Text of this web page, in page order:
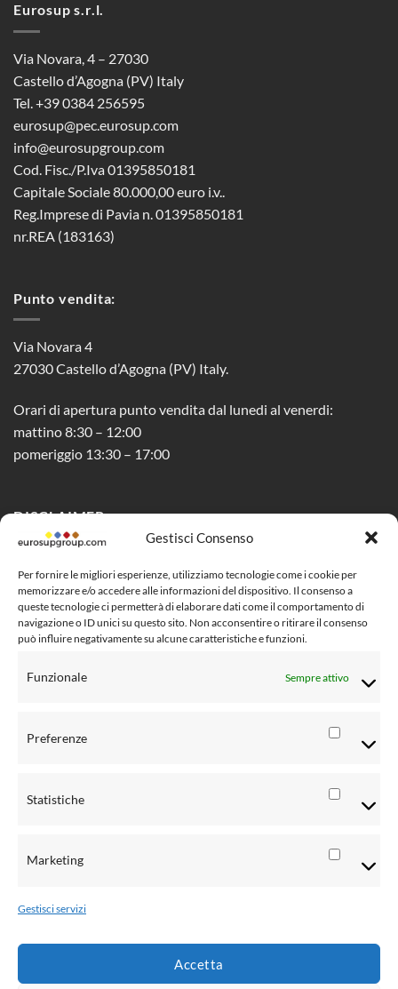
Gestisci Consenso
Per fornire le migliori esperienze, utilizziamo tecnologie come i cookie per
memorizzare e/o accedere alle informazioni del dispositivo. Il consenso a
queste tecnologie ci permetterà di elaborare dati come il comportamento di
navigazione o ID unici su questo sito. Non acconsentire o ritirare il consenso
può influire negativamente su alcune caratteristiche e funzioni.
Funzionale Sempre attivo
Preferenze
Statistiche
Marketing
Gestisci servizi
Accetta
Eurosup s.r.l.
Via Novara, 4 – 27030
Castello d’Agogna (PV) Italy
Tel. +39 0384 256595
eurosup@pec.eurosup.com
info@eurosupgroup.com
Cod. Fisc./P.Iva 01395850181
Capitale Sociale 80.000,00 euro i.v..
Reg.Imprese di Pavia n. 01395850181
nr.REA (183163)
Punto vendita:
Via Novara 4
27030 Castello d’Agogna (PV) Italy.
Orari di apertura punto vendita dal lunedi al venerdi:
mattino 8:30 – 12:00
pomeriggio 13:30 – 17:00
DISCLAIMER
Privacy Policy
Cookie Policy (UE)
Social Media Policy
Condizioni di vendita al pubblico
Informativa Privacy clienti
Informativa Privacy rivenditori